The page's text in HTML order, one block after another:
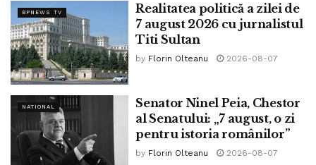
BPNEWS TV
Realitatea politică a zilei de
7 august 2026 cu jurnalistul
Titi Sultan
by Florin Olteanu 2026-08-07
NATIONAL
Senator Ninel Peia, Chestor
al Senatului: „7 august, o zi
pentru istoria românilor”
by Florin Olteanu 2026-08-07